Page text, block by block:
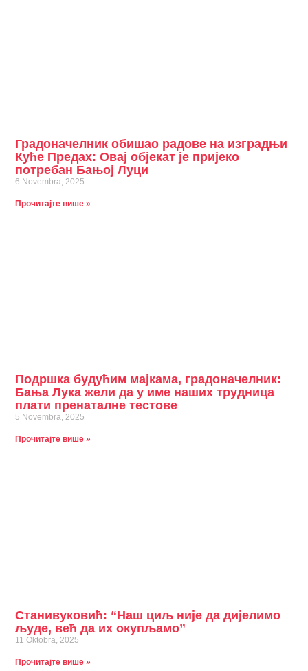
Градоначелник обишао радове на изградњи
Куће Предах: Овај објекат је пријеко
потребан Бањој Луци
6 Novembra, 2025
Прочитајте више »
Подршка будућим мајкама, градоначелник:
Бања Лука жели да у име наших трудница
плати пренаталне тестове
5 Novembra, 2025
Прочитајте више »
Станивуковић: “Наш циљ није да дијелимо
људе, већ да их окупљамо”
11 Oktobra, 2025
Прочитајте више »